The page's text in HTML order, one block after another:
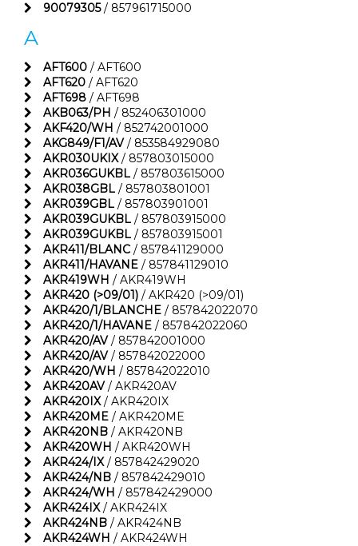
90079305/ 857961715000
A
AFT600 / AFT600
AFT620 / AFT620
AFT698 / AFT698
AKB063/PH / 852406301000
AKF420/WH / 852742001000
AKG849/F1/AV/ 853584929080
AKR030UKIX/ 857803015000
AKR036GUKBL / 857803615000
AKR038GBL / 857803801001
AKR039GBL / 857803901001
AKR039GUKBL / 857803915000
AKR039GUKBL / 857803915001
AKR411/BLANC / 857841129000
AKR411/HAVANE / 857841129010
AKR419WH / AKR419WH
AKR420 (>09/01) / AKR420 (>09/01)
AKR420/1/BLANCHE / 857842022070
AKR420/1/HAVANE / 857842022060
AKR420/AV/ 857842001000
AKR420/AV/ 857842022000
AKR420/WH / 857842022010
AKR420AV/ AKR420AV
AKR420IX/ AKR420IX
AKR420ME / AKR420ME
AKR420NB / AKR420NB
AKR420WH / AKR420WH
AKR424/IX/ 857842429020
AKR424/NB / 857842429010
AKR424/WH / 857842429000
AKR424IX/ AKR424IX
AKR424NB / AKR424NB
AKR424WH / AKR424WH